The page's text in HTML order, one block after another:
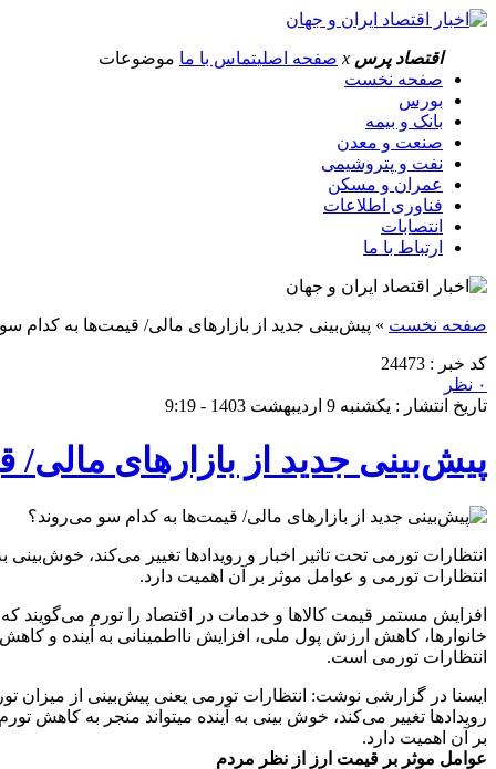
اقتصاد پرس x صفحه اصلیتماس با ما موضوعات
صفحه نخست
بورس
بانک و بیمه
صنعت و معدن
نفت و پتروشیمی
عمران و مسکن
فناوری اطلاعات
انتصابات
ارتباط با ما
صفحه نخست » پیش‌بینی جدید از بازار‌های مالی/ قیمت‌ها به کدام
کد خبر : 24473
۰ نظر
تاریخ انتشار : یکشنبه 9 اردیبهشت 1403 - 9:19
پیش‌بینی جدید از بازار‌های
انتظارات تورمی تحت تاثیر اخبار و رویداد‌ها تغییر می‌کند،
انتظارات تورمی و عوامل موثر بر آن اهمیت دارد.
افزایش مستمر قیمت کالا‌ها و خدمات در اقتصاد را تورم می‌گویند
خانوارها، کاهش ارزش پول ملی، افزایش نااطمینانی به آینده و
انتظارات تورمی است.
ایسنا در گزارشی نوشت: انتظارات تورمی یعنی پیش‌بینی از
رویداد‌ها تغییر می‌کند، خوش بینی به آینده میتواند منجر به کاهش
بر آن اهمیت دارد.
عوامل موثر بر قیمت ارز از نظر مردم